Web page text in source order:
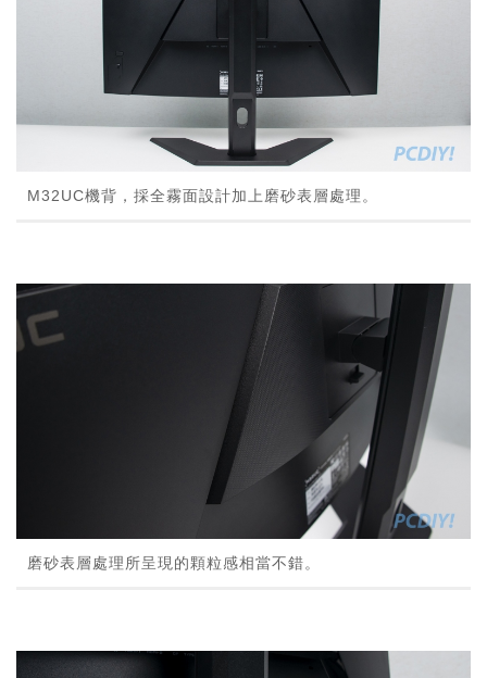
M32UC機背，採全霧面設計加上磨砂表層處理。
磨砂表層處理所呈現的顆粒感相當不錯。